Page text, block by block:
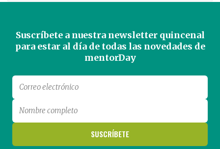
Suscríbete a nuestra newsletter quincenal
para estar al día de todas las novedades de
mentorDay